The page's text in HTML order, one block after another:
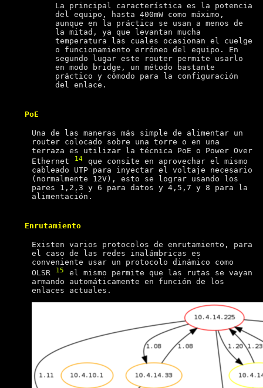
La principal característica es la potencia
del equipo, hasta 400mW como máximo,
aunque en la práctica se usan a menos de
la mitad, ya que levantan mucha
temperatura las cuales ocasionan el cuelge
o funcionamiento erróneo del equipo. En
segundo lugar este router permite usarlo
en modo bridge, un método bastante
práctico y cómodo para la configuración
del enlace.
PoE
Una de las maneras más simple de alimentar un
router colocado sobre una torre o en una
terraza es utilizar la técnica PoE o Power Over
Ethernet
14
que consite en aprovechar el mismo
cableado UTP para inyectar el voltaje necesario
(normalmente 12V), esto se lograr usando los
pares 1,2,3 y 6 para datos y 4,5,7 y 8 para la
alimentación.
Enrutamiento
Existen varios protocolos de enrutamiento, para
el caso de las redes inalámbricas es
conveniente usar un protocolo dinámico como
OLSR
15
el mismo permite que las rutas se vayan
armando automáticamente en función de los
enlaces actuales.